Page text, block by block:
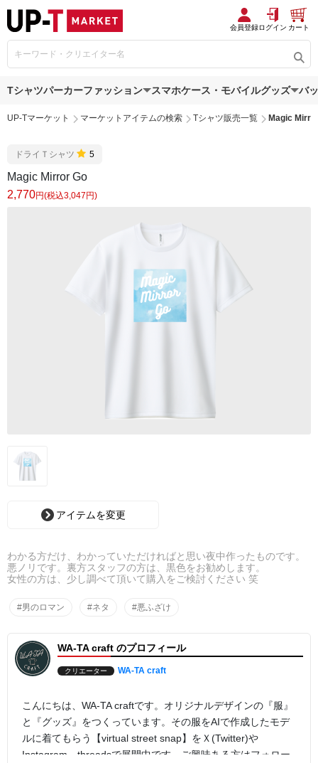
会員登録ログイン カート
Tシャツパーカーファッション スマホケース・モバイルグッズ バ
UP-Tマーケット マーケットアイテムの検索 Tシャツ販売一覧 Magic
ドライＴシャツ 5
Magic Mirror Go
2,770円(税込3,047円)
アイテムを変更
わかる方だけ、わかっていただければと思い夜中作ったものです。
悪ノリです。裏方スタッフの方は、黒色をお勧めします。
女性の方は、少し調べて頂いて購入をご検討ください 笑
#男のロマン #ネタ #悪ふざけ
WA-TA craft のプロフィール
クリエーター WA-TA craft
こんにちは、WA-TA craftです。オリジナルデザインの『服』
と『グッズ』をつくっています。その服をAIで作成したモデ
ルに着てもらう【virtual street snap】をＸ(Twitter)や
Instagram、threadsで展開中です。ご興味ある方はフォロー